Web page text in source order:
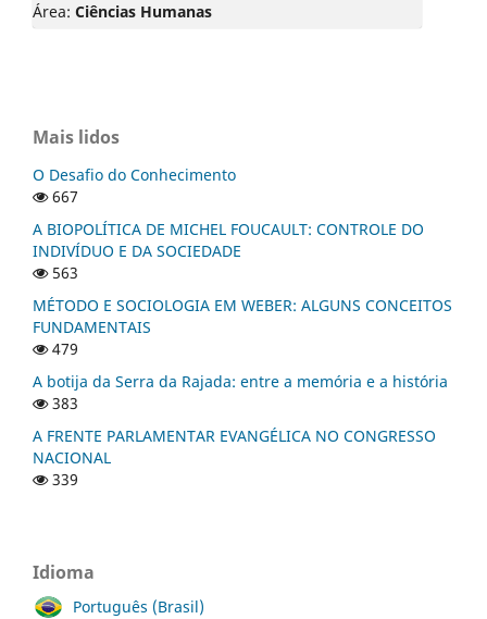
Área: Ciências Humanas
Mais lidos
O Desafio do Conhecimento
667
A BIOPOLÍTICA DE MICHEL FOUCAULT: CONTROLE DO
INDIVÍDUO E DA SOCIEDADE
563
MÉTODO E SOCIOLOGIA EM WEBER: ALGUNS CONCEITOS
FUNDAMENTAIS
479
A botija da Serra da Rajada: entre a memória e a história
383
A FRENTE PARLAMENTAR EVANGÉLICA NO CONGRESSO
NACIONAL
339
Idioma
Português (Brasil)